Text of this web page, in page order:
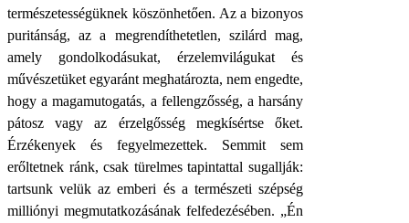
természetességüknek köszönhetően. Az a bizonyos
puritánság, az a megrendíthetetlen, szilárd mag,
amely gondolkodásukat, érzelemvilágukat és
művészetüket egyaránt meghatározta, nem engedte,
hogy a magamutogatás, a fellengzősség, a harsány
pátosz vagy az érzelgősség megkísértse őket.
Érzékenyek és fegyelmezettek. Semmit sem
erőltetnek ránk, csak türelmes tapintattal sugallják:
tartsunk velük az emberi és a természeti szépség
milliónyi megmutatkozásának felfedezésében. „Én